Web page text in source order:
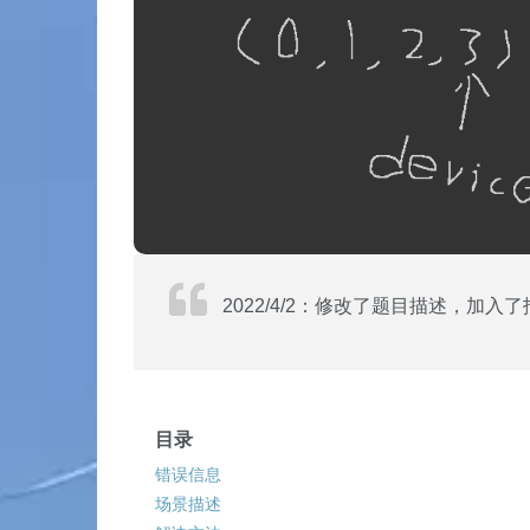
2022/4/2：修改了题目描述，加入了
目录
错误信息
场景描述